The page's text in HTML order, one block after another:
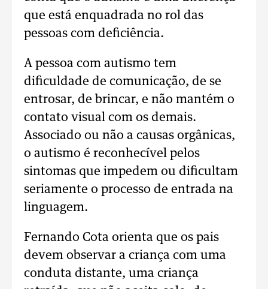
que está enquadrada no rol das
pessoas com deficiência.
A pessoa com autismo tem
dificuldade de comunicação, de se
entrosar, de brincar, e não mantém o
contato visual com os demais.
Associado ou não a causas orgânicas,
o autismo é reconhecível pelos
sintomas que impedem ou dificultam
seriamente o processo de entrada na
linguagem.
Fernando Cota orienta que os pais
devem observar a criança com uma
conduta distante, uma criança